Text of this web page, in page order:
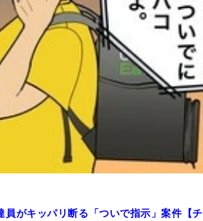
員がキッパリ断る「ついで指示」案件【チ